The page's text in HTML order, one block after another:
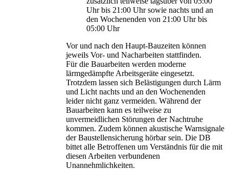
Uhr bis 21:00 Uhr sowie nachts und an
den Wochenenden von 21:00 Uhr bis
05:00 Uhr
Vor und nach den Haupt-Bauzeiten können
jeweils Vor- und Nacharbeiten stattfinden.
Für die Bauarbeiten werden moderne
lärmgedämpfte Arbeitsgeräte eingesetzt.
Trotzdem lassen sich Belästigungen durch Lärm
und Licht nachts und an den Wochenenden
leider nicht ganz vermeiden. Während der
Bauarbeiten kann es teilweise zu
unvermeidlichen Störungen der Nachtruhe
kommen. Zudem können akustische Warnsignale
der Baustellensicherung hörbar sein. Die DB
bittet alle Betroffenen um Verständnis für die mit
diesen Arbeiten verbundenen
Unannehmlichkeiten.